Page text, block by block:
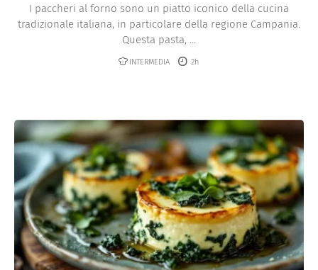
I paccheri al forno sono un piatto iconico della cucina
tradizionale italiana, in particolare della regione Campania.
Questa pasta, ...
INTERMEDIA 2h